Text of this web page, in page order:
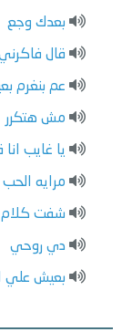
بعدك وجع
قال
عم بنغرم
مش هتكرر
يا غايب انا
مرايه الحب
شفت
دي روحي
بعيش علي